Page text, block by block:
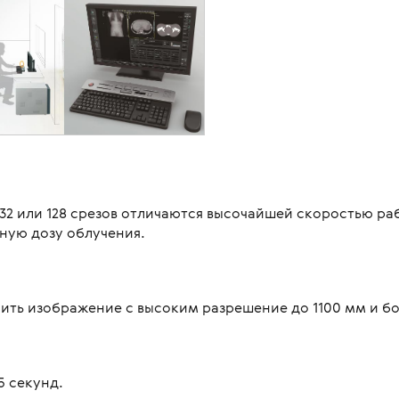
или 128 срезов отличаются высочайшей скоростью
дозу облучения.
изображение с высоким разрешение до 1100 мм и
секунд.